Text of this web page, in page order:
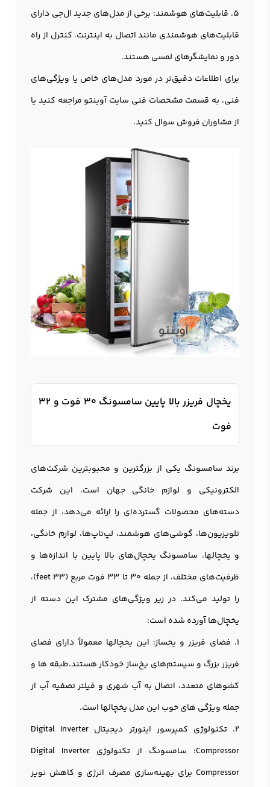
5. قابلیت‌های هوشمند: برخی از مدل‌های جدید ال‌جی دارای
قابلیت‌های هوشمندی مانند اتصال به اینترنت، کنترل از راه
دور و نمایشگرهای لمسی هستند.
برای اطلاعات دقیق‌تر در مورد مدل‌های خاص یا ویژگی‌های
فنی، به قسمت مشخصات فنی سایت آوینتو مراجعه کنید یا
از مشاوران فروش سوال کنید.
یخچال فریزر بالا پایین سامسونگ 30 فوت و 32
فوت
برند سامسونگ یکی از بزرگترین و محبوبترین شرکت‌های
الکترونیکی و لوازم خانگی جهان است. این شرکت
دسته‌های محصولات گسترده‌ای را ارائه می‌دهد، از جمله
تلویزیون‌ها، گوشی‌های هوشمند، لپ‌تاپ‌ها، لوازم خانگی،
و یخچالها. سامسونگ یخچال‌های بالا پایین با اندازه‌ها و
ظرفیت‌های مختلف، از جمله 30 تا 33 فوت مربع (33 feet)،
را تولید می‌کند. در زیر ویژگی‌های مشترک این دسته از
يخچال‌ها آورده شده است:
1. فضای فریزر و یخساز: این یخچالها معمولاً دارای فضای
فریزر بزرگ و سیستم‌های یخ‌ساز خودکار هستند.طبقه ها و
کشوهای متعدد، اتصال به آب شهری و فیلتر تصفیه آب از
جمله ویژگی های خوب این مدل يخچالها است.
2. تکنولوژی کمپرسور اینورتر دیجیتال Digital Inverter
Compressor: سامسونگ از تکنولوژی Digital Inverter
Compressor برای بهینه‌سازی مصرف انرژی و کاهش نویز